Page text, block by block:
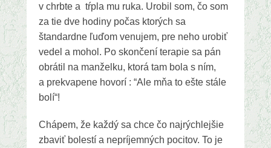
v chrbte a tŕpla mu ruka. Urobil som, čo som
za tie dve hodiny počas ktorých sa
štandardne ľuďom venujem, pre neho urobiť
vedel a mohol. Po skončení terapie sa pán
obrátil na manželku, ktorá tam bola s ním,
a prekvapene hovorí : “Ale mňa to ešte stále
bolí“!
Chápem, že každý sa chce čo najrýchlejšie
zbaviť bolestí a nepríjemných pocitov. To je